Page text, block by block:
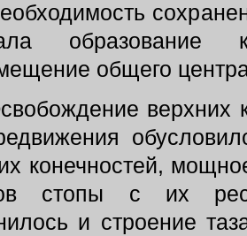
образование
общего
верхних
конечностей,
стопы с их
и строение